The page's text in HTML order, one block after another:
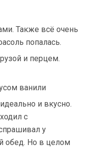
Также всё очень
попалась.
и перцем.
ванили
и вкусно.
с
у
обед. Но в целом